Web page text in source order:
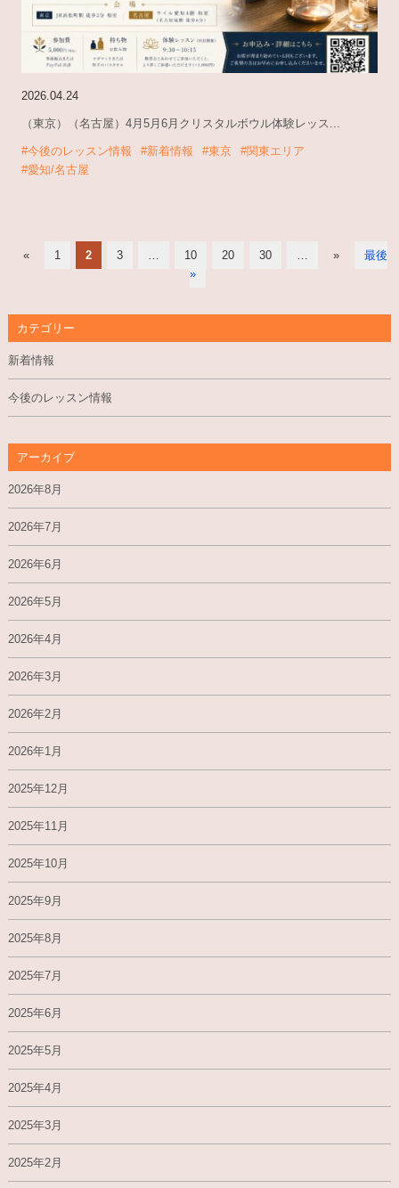
2026.04.24
（東京）（名古屋）4月5月6月クリスタルボウル体験レッス...
#今後のレッスン情報 #新着情報 #東京
#関東エリア
#愛知/名古屋
« 1 2 3 10 20 30 »
最後
»
カテゴリー
新着情報
今後のレッスン情報
アーカイブ
2026年8月
2026年7月
2026年6月
2026年5月
2026年4月
2026年3月
2026年2月
2026年1月
2025年12月
2025年11月
2025年10月
2025年9月
2025年8月
2025年7月
2025年6月
2025年5月
2025年4月
2025年3月
2025年2月